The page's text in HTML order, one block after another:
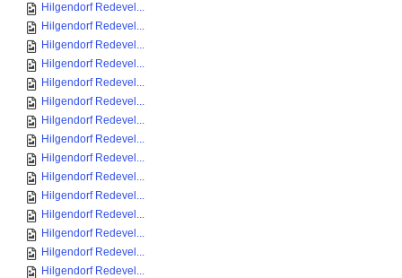
Hilgendorf Redevel...
Hilgendorf Redevel...
Hilgendorf Redevel...
Hilgendorf Redevel...
Hilgendorf Redevel...
Hilgendorf Redevel...
Hilgendorf Redevel...
Hilgendorf Redevel...
Hilgendorf Redevel...
Hilgendorf Redevel...
Hilgendorf Redevel...
Hilgendorf Redevel...
Hilgendorf Redevel...
Hilgendorf Redevel...
Hilgendorf Redevel...